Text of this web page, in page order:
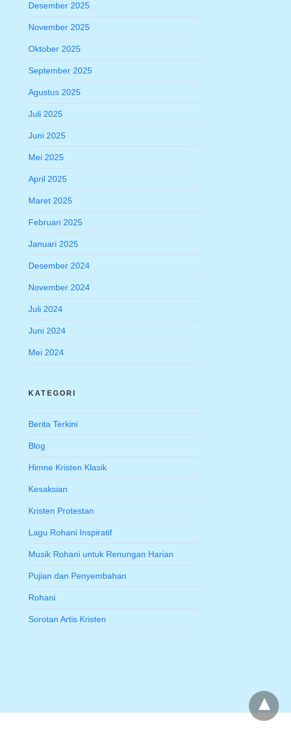
Desember 2025
November 2025
Oktober 2025
September 2025
Agustus 2025
Juli 2025
Juni 2025
Mei 2025
April 2025
Maret 2025
Februari 2025
Januari 2025
Desember 2024
November 2024
Juli 2024
Juni 2024
Mei 2024
KATEGORI
Berita Terkini
Blog
Himne Kristen Klasik
Kesaksian
Kristen Protestan
Lagu Rohani Inspiratif
Musik Rohani untuk Renungan Harian
Pujian dan Penyembahan
Rohani
Sorotan Artis Kristen